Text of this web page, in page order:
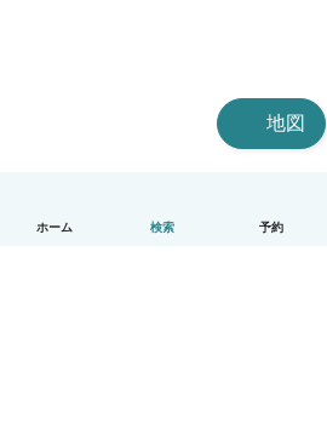
ホーム 検索 予約
地図